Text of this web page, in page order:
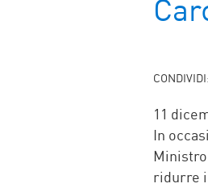
CONDIVIDI:
11
In
ridurre